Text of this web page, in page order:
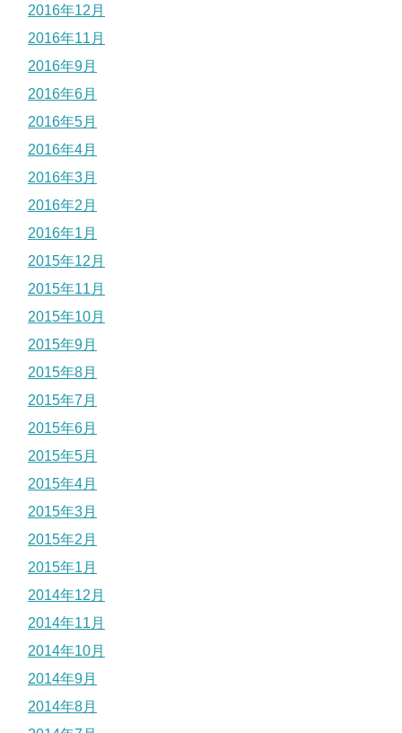
2016年12月
2016年11月
2016年9月
2016年6月
2016年5月
2016年4月
2016年3月
2016年2月
2016年1月
2015年12月
2015年11月
2015年10月
2015年9月
2015年8月
2015年7月
2015年6月
2015年5月
2015年4月
2015年3月
2015年2月
2015年1月
2014年12月
2014年11月
2014年10月
2014年9月
2014年8月